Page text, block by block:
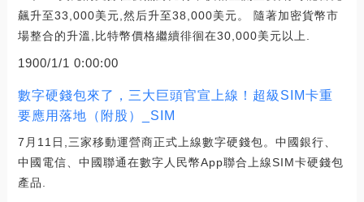
飆升至33,000美元,然后升至38,000美元。 隨著加密貨幣市
場整合的升溫,比特幣價格繼續徘徊在30,000美元以上.
1900/1/1 0:00:00
數字硬錢包來了，三大巨頭官宣上線！超級SIM卡重
要應用落地（附股）_SIM
7月11日,三家移動運營商正式上線數字硬錢包。中國銀行、
中國電信、中國聯通在數字人民幣App聯合上線SIM卡硬錢包
產品.